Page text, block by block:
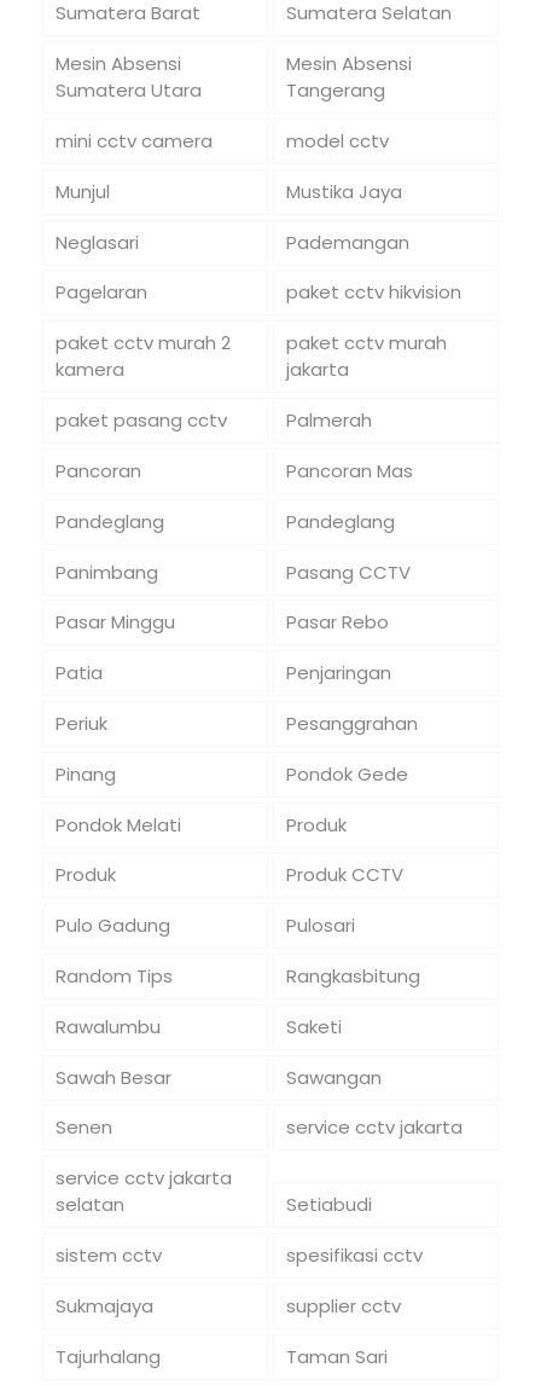
Sumatera Barat
Sumatera Selatan
Mesin Absensi
Sumatera Utara
Mesin Absensi
Tangerang
mini cctv camera
model cctv
Munjul
Mustika Jaya
Neglasari
Pademangan
Pagelaran
paket cctv hikvision
paket cctv murah 2
kamera
paket cctv murah
jakarta
paket pasang cctv
Palmerah
Pancoran
Pancoran Mas
Pandeglang
Pandeglang
Panimbang
Pasang CCTV
Pasar Minggu
Pasar Rebo
Patia
Penjaringan
Periuk
Pesanggrahan
Pinang
Pondok Gede
Pondok Melati
Produk
Produk
Produk CCTV
Pulo Gadung
Pulosari
Random Tips
Rangkasbitung
Rawalumbu
Saketi
Sawah Besar
Sawangan
Senen
service cctv jakarta
service cctv jakarta
selatan
Setiabudi
sistem cctv
spesifikasi cctv
Sukmajaya
supplier cctv
Tajurhalang
Taman Sari